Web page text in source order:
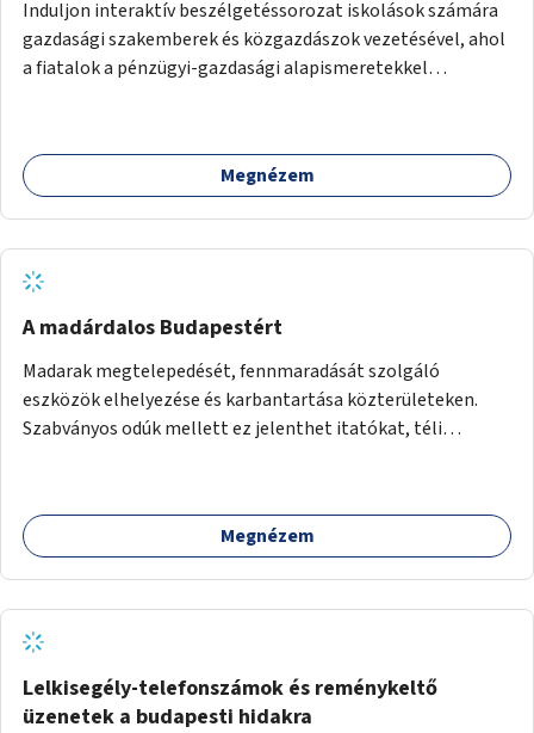
Induljon interaktív beszélgetéssorozat iskolások számára
gazdasági szakemberek és közgazdászok vezetésével, ahol
a fiatalok a pénzügyi-gazdasági alapismeretekkel
számára, önkormányzati intézményben vagy külső
helyszínen iskolai együttműködéssel. A szervezést az
gyerekek bevonására is. A program pilot jelleggel indulna,
több korosztály számára.
Megnézem
A madárdalos Budapestért
Madarak megtelepedését, fennmaradását szolgáló
eszközök elhelyezése és karbantartása közterületeken.
Szabványos odúk mellett ez jelenthet itatókat, téli
Megnézem
Lelkisegély-telefonszámok és reménykeltő
üzenetek a budapesti hidakra